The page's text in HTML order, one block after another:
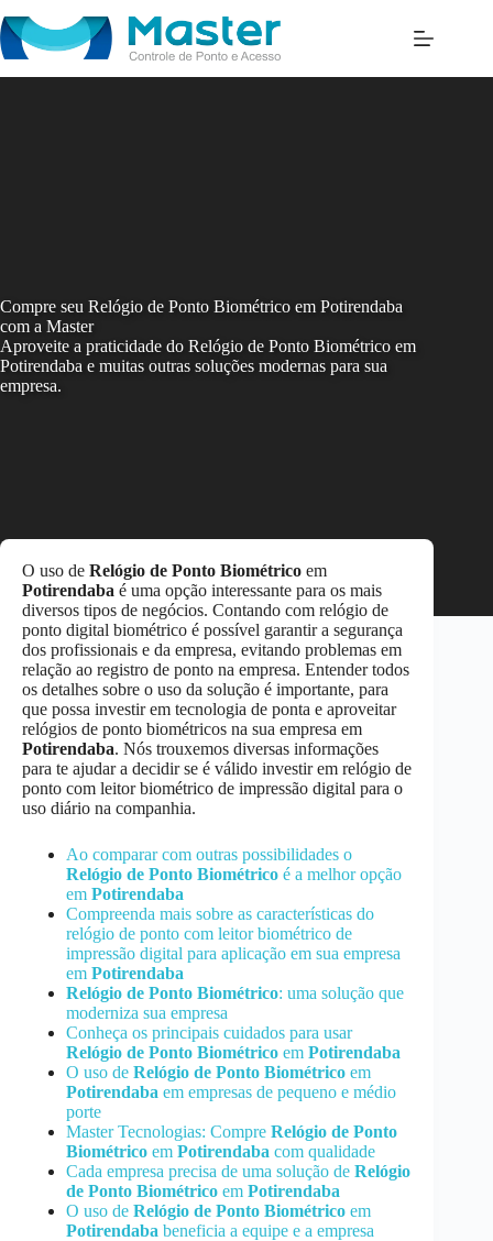
to
content
Compre seu Relógio de Ponto Biométrico em Potirendaba
com a Master
Aproveite a praticidade do Relógio de Ponto Biométrico em
Potirendaba e muitas outras soluções modernas para sua
empresa.
O uso de Relógio de Ponto Biométrico em
Potirendaba é uma opção interessante para os mais
diversos tipos de negócios. Contando com relógio de
ponto digital biométrico é possível garantir a segurança
dos profissionais e da empresa, evitando problemas em
relação ao registro de ponto na empresa. Entender todos
os detalhes sobre o uso da solução é importante, para
que possa investir em tecnologia de ponta e aproveitar
relógios de ponto biométricos na sua empresa em
Potirendaba. Nós trouxemos diversas informações
para te ajudar a decidir se é válido investir em relógio de
ponto com leitor biométrico de impressão digital para o
uso diário na companhia.
Ao comparar com outras possibilidades o
Relógio de Ponto Biométrico é a melhor opção
em Potirendaba
Compreenda mais sobre as características do
relógio de ponto com leitor biométrico de
impressão digital para aplicação em sua empresa
em Potirendaba
Relógio de Ponto Biométrico: uma solução que
moderniza sua empresa
Conheça os principais cuidados para usar
Relógio de Ponto Biométrico em Potirendaba
O uso de Relógio de Ponto Biométrico em
Potirendaba em empresas de pequeno e médio
porte
Master Tecnologias: Compre Relógio de Ponto
Biométrico em Potirendaba com qualidade
Cada empresa precisa de uma solução de Relógio
de Ponto Biométrico em Potirendaba
O uso de Relógio de Ponto Biométrico em
Potirendaba beneficia a equipe e a empresa